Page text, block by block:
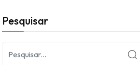
Pesquisar